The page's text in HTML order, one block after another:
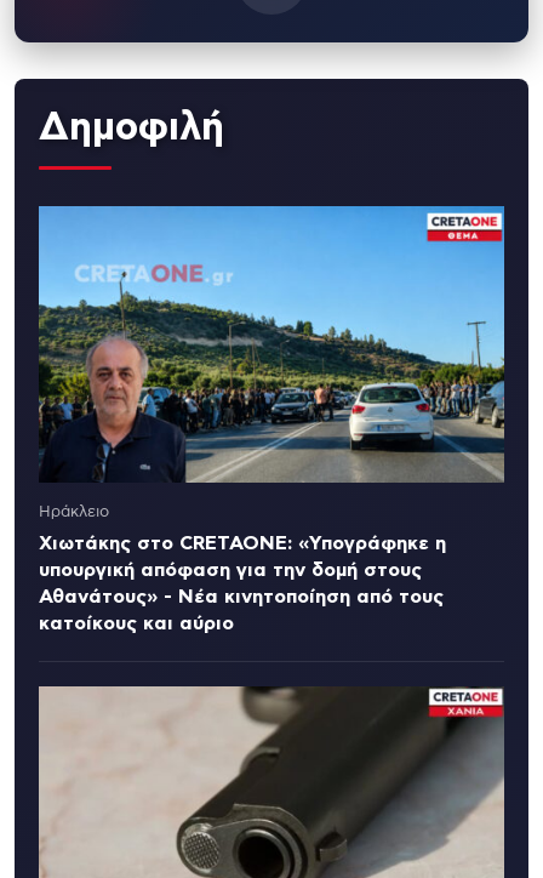
Δημοφιλή
Ηράκλειο
Χιωτάκης στο CRETAONE: «Υπογράφηκε η
υπουργική απόφαση για την δομή στους
Αθανάτους» - Νέα κινητοποίηση από τους
κατοίκους και αύριο